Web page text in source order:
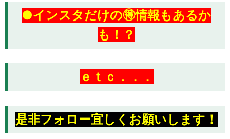
●インスタだけの🉐情報もあるか
も！？
ｅｔｃ．．．
是非フォロー宜しくお願いします！